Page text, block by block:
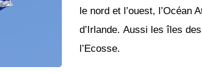
le nord et l’ouest, l’Océan
d’Irlande. Aussi les îles
l’Ecosse.